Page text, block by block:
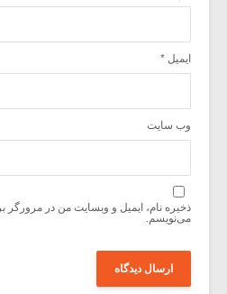
ایمیل *
وب‌ سایت
ذخیره نام، ایمیل و وبسایت من در مرورگر
می‌نویسم.